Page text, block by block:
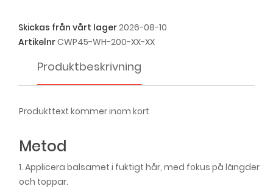
Skickas från vårt lager2026-08-10
ArtikelnrCWP45-WH-200-XX-XX
Produktbeskrivning
Produkttext kommer inom kort
Metod
1. Applicera balsamet i fuktigt hår, med fokus på längder
och toppar.